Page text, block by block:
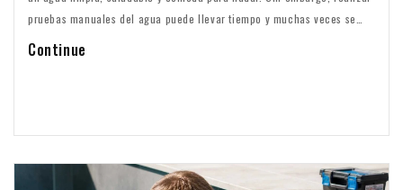
pruebas manuales del agua puede llevar tiempo y muchas veces se
olvida. Con el nuevo Smart Water Monitor de XPRO POOL, el
Continue